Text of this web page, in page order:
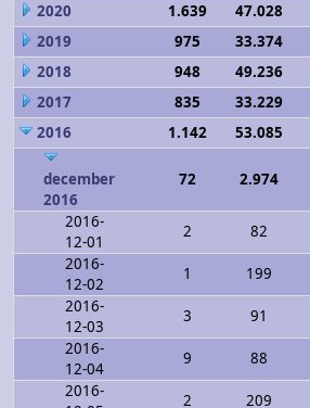
2020
1.639 47.028
2019
975 33.374
2018
948 49.236
2017
835 33.229
2016
1.142 53.085
december
2016
72 2.974
2016-
12-01
2 82
2016-
12-02
1 199
2016-
12-03
3 91
2016-
12-04
9 88
2016-
2 209